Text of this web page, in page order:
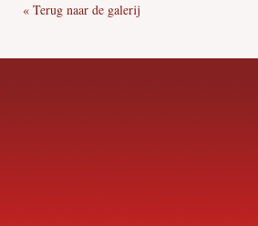
« Terug naar de galerij